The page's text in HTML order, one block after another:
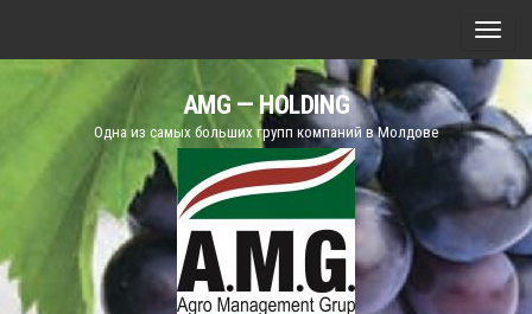
П
о
к
а
а
ь
/
AMG — HOLDING
Одна из самых больших групп компаний в Молдове